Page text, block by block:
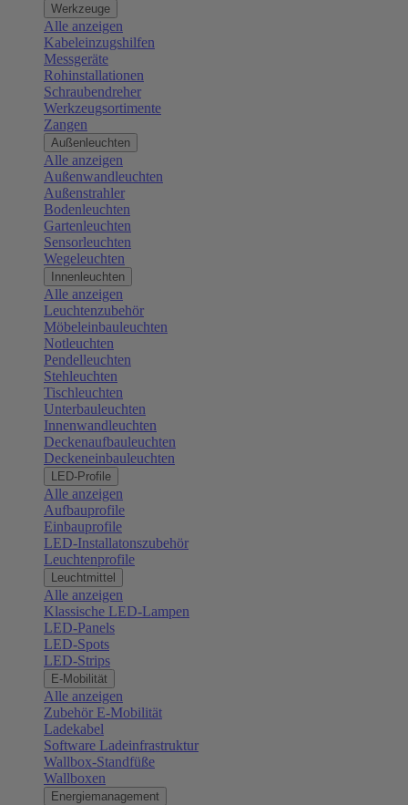
Werkzeuge
Alle anzeigen
Kabeleinzugshilfen
Messgeräte
Rohinstallationen
Schraubendreher
Werkzeugsortimente
Zangen
Außenleuchten
Alle anzeigen
Außenwandleuchten
Außenstrahler
Bodenleuchten
Gartenleuchten
Sensorleuchten
Wegeleuchten
Innenleuchten
Alle anzeigen
Leuchtenzubehör
Möbeleinbauleuchten
Notleuchten
Pendelleuchten
Stehleuchten
Tischleuchten
Unterbauleuchten
Innenwandleuchten
Deckenaufbauleuchten
Deckeneinbauleuchten
LED-Profile
Alle anzeigen
Aufbauprofile
Einbauprofile
LED-Installatonszubehör
Leuchtenprofile
Leuchtmittel
Alle anzeigen
Klassische LED-Lampen
LED-Panels
LED-Spots
LED-Strips
E-Mobilität
Alle anzeigen
Zubehör E-Mobilität
Ladekabel
Software Ladeinfrastruktur
Wallbox-Standfüße
Wallboxen
Energiemanagement